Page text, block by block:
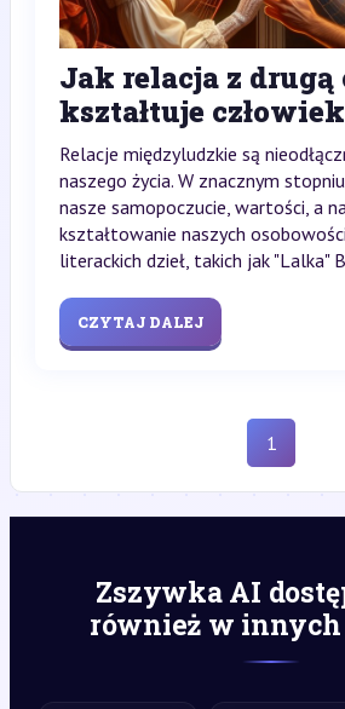
Jak relacja z drugą
kształtuje
Relacje międzyludzkie są
naszego życia. W znacznym
nasze samopoczucie, wartości, a
kształtowanie naszych
literackich dzieł, takich jak "Lalka"
CZYTAJ DALEJ
1
Zszywka AI
również w